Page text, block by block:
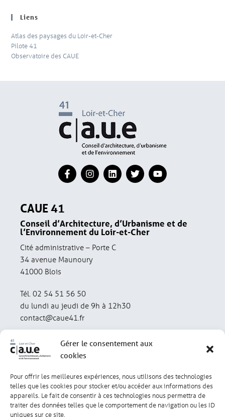
Gérer le consentement aux
cookies
Pour offrir les meilleures expériences, nous utilisons des technologies
telles que les cookies pour stocker et/ou accéder aux informations des
appareils. Le fait de consentir à ces technologies nous permettra de
traiter des données telles que le comportement de navigation ou les ID
uniques sur ce site.
Liens
Atlas des paysages du Loir-et-Cher
Pilote 41
Observatoire des CAUE
CAUE 41
Conseil d’Architecture, d’Urbanisme et de
l’Environnement du Loir-et-Cher
Cité administrative – Porte C
34 avenue Maunoury
41000 Blois
Tél. 02 54 51 56 50
du lundi au jeudi de 9h à 12h30
contact@caue41.fr
Mentions légales Politique de confidentialité
Lexique Réalisation : olivgraphic.com